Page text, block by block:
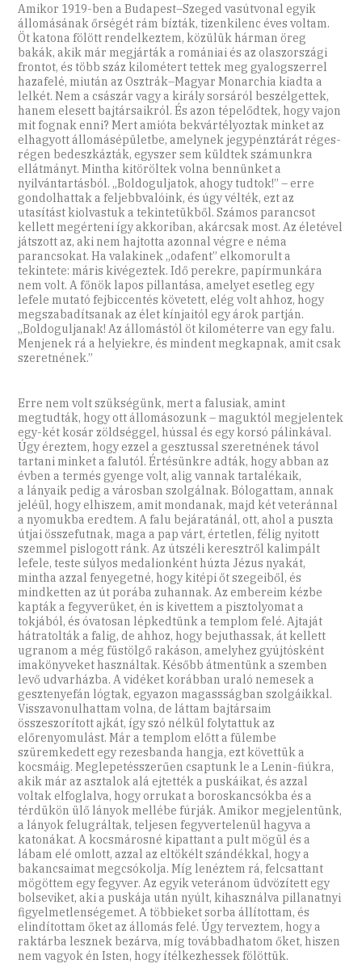
Amikor 1919-ben a Budapest–Szeged vasútvonal egyik
állomásának őrségét rám bízták, tizenkilenc éves voltam.
Öt katona fölött rendelkeztem, közülük hárman öreg
bakák, akik már megjárták a romániai és az olaszországi
frontot, és több száz kilométert tettek meg gyalogszerrel
hazafelé, miután az Osztrák–Magyar Monarchia kiadta a
lelkét. Nem a császár vagy a király sorsáról beszélgettek,
hanem elesett bajtársaikról. És azon tépelődtek, hogy vajon
mit fognak enni? Mert amióta bekvártélyoztak minket az
elhagyott állomásépületbe, amelynek jegypénztárát réges-
régen bedeszkázták, egyszer sem küldtek számunkra
ellátmányt. Mintha kitöröltek volna bennünket a
nyilvántartásból. „Boldoguljatok, ahogy tudtok!” – erre
gondolhattak a feljebbvalóink, és úgy vélték, ezt az
utasítást kiolvastuk a tekintetükből. Számos parancsot
kellett megérteni így akkoriban, akárcsak most. Az életével
játszott az, aki nem hajtotta azonnal végre e néma
parancsokat. Ha valakinek „odafent” elkomorult a
tekintete: máris kivégeztek. Idő perekre, papírmunkára
nem volt. A főnök lapos pillantása, amelyet esetleg egy
lefele mutató fejbiccentés követett, elég volt ahhoz, hogy
megszabadítsanak az élet kínjaitól egy árok partján.
„Boldoguljanak! Az állomástól öt kilométerre van egy falu.
Menjenek rá a helyiekre, és mindent megkapnak, amit csak
szeretnének.”
Erre nem volt szükségünk, mert a falusiak, amint
megtudták, hogy ott állomásozunk – maguktól megjelentek
egy-két kosár zöldséggel, hússal és egy korsó pálinkával.
Úgy éreztem, hogy ezzel a gesztussal szeretnének távol
tartani minket a falutól. Értésünkre adták, hogy abban az
évben a termés gyenge volt, alig vannak tartalékaik,
a lányaik pedig a városban szolgálnak. Bólogattam, annak
jeléül, hogy elhiszem, amit mondanak, majd két veteránnal
a nyomukba eredtem. A falu bejáratánál, ott, ahol a puszta
útjai összefutnak, maga a pap várt, értetlen, félig nyitott
szemmel pislogott ránk. Az útszéli keresztről kalimpált
lefele, teste súlyos medalionként húzta Jézus nyakát,
mintha azzal fenyegetné, hogy kitépi őt szegeiből, és
mindketten az út porába zuhannak. Az embereim kézbe
kapták a fegyverüket, én is kivettem a pisztolyomat a
tokjából, és óvatosan lépkedtünk a templom felé. Ajtaját
hátratolták a falig, de ahhoz, hogy bejuthassak, át kellett
ugranom a még füstölgő rakáson, amelyhez gyújtósként
imakönyveket használtak. Később átmentünk a szemben
levő udvarházba. A vidéket korábban uraló nemesek a
gesztenyefán lógtak, egyazon magassságban szolgáikkal.
Visszavonulhattam volna, de láttam bajtársaim
összeszorított ajkát, így szó nélkül folytattuk az
előrenyomulást. Már a templom előtt a fülembe
szüremkedett egy rezesbanda hangja, ezt követtük a
kocsmáig. Meglepetésszerűen csaptunk le a Lenin-fiúkra,
akik már az asztalok alá ejtették a puskáikat, és azzal
voltak elfoglalva, hogy orrukat a boroskancsókba és a
térdükön ülő lányok mellébe fúrják. Amikor megjelentünk,
a lányok felugráltak, teljesen fegyvertelenül hagyva a
katonákat. A kocsmárosné kipattant a pult mögül és a
lábam elé omlott, azzal az eltökélt szándékkal, hogy a
bakancsaimat megcsókolja. Míg lenéztem rá, felcsattant
mögöttem egy fegyver. Az egyik veteránom üdvözített egy
bolseviket, aki a puskája után nyúlt, kihasználva pillanatnyi
figyelmetlenségemet. A többieket sorba állítottam, és
elindítottam őket az állomás felé. Úgy terveztem, hogy a
raktárba lesznek bezárva, míg továbbadhatom őket, hiszen
nem vagyok én Isten, hogy ítélkezhessek fölöttük.